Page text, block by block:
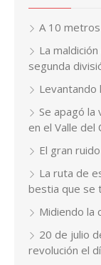
A 10 metros
La
segunda
Levantando
Se apagó
en el Valle del
El gran
La ruta de
bestia que se
Midiendo la
20 de julio
revolución el